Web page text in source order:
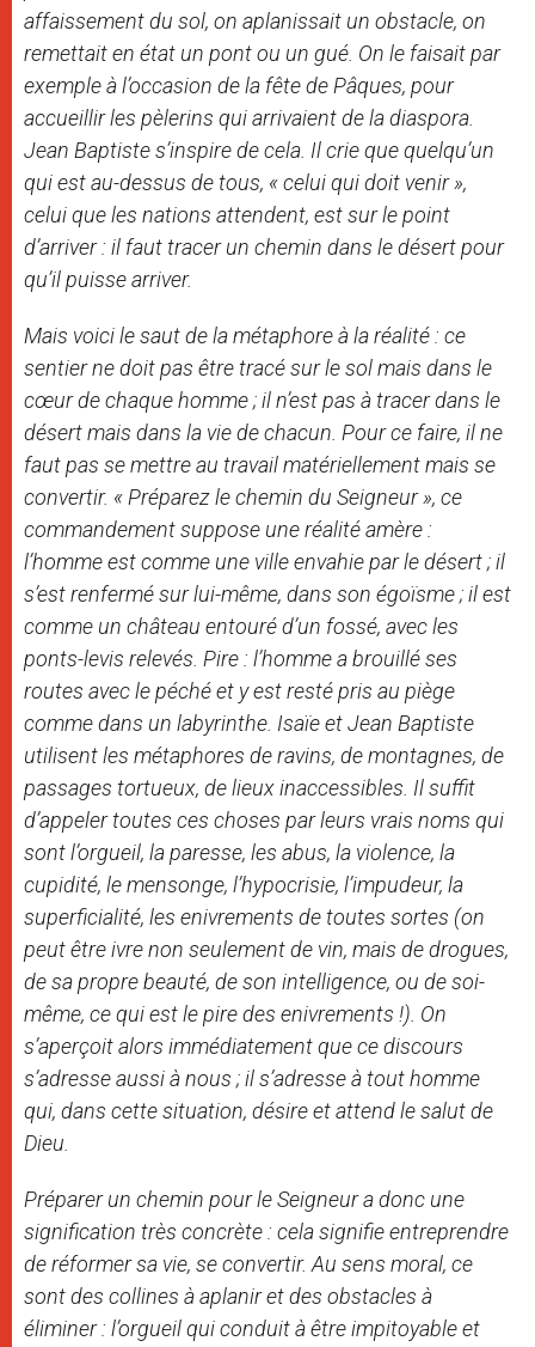
affaissement du sol, on aplanissait un obstacle, on
remettait en état un pont ou un gué. On le faisait par
exemple à l’occasion de la fête de Pâques, pour
accueillir les pèlerins qui arrivaient de la diaspora.
Jean Baptiste s’inspire de cela. Il crie que quelqu’un
qui est au-dessus de tous, « celui qui doit venir »,
celui que les nations attendent, est sur le point
d’arriver : il faut tracer un chemin dans le désert pour
qu’il puisse arriver.
Mais voici le saut de la métaphore à la réalité : ce
sentier ne doit pas être tracé sur le sol mais dans le
cœur de chaque homme ; il n’est pas à tracer dans le
désert mais dans la vie de chacun. Pour ce faire, il ne
faut pas se mettre au travail matériellement mais se
convertir. « Préparez le chemin du Seigneur », ce
commandement suppose une réalité amère :
l’homme est comme une ville envahie par le désert ; il
s’est renfermé sur lui-même, dans son égoïsme ; il est
comme un château entouré d’un fossé, avec les
ponts-levis relevés. Pire : l’homme a brouillé ses
routes avec le péché et y est resté pris au piège
comme dans un labyrinthe. Isaïe et Jean Baptiste
utilisent les métaphores de ravins, de montagnes, de
passages tortueux, de lieux inaccessibles. Il suffit
d’appeler toutes ces choses par leurs vrais noms qui
sont l’orgueil, la paresse, les abus, la violence, la
cupidité, le mensonge, l’hypocrisie, l’impudeur, la
superficialité, les enivrements de toutes sortes (on
peut être ivre non seulement de vin, mais de drogues,
de sa propre beauté, de son intelligence, ou de soi-
même, ce qui est le pire des enivrements !). On
s’aperçoit alors immédiatement que ce discours
s’adresse aussi à nous ; il s’adresse à tout homme
qui, dans cette situation, désire et attend le salut de
Dieu.
Préparer un chemin pour le Seigneur a donc une
signification très concrète : cela signifie entreprendre
de réformer sa vie, se convertir. Au sens moral, ce
sont des collines à aplanir et des obstacles à
éliminer : l’orgueil qui conduit à être impitoyable et